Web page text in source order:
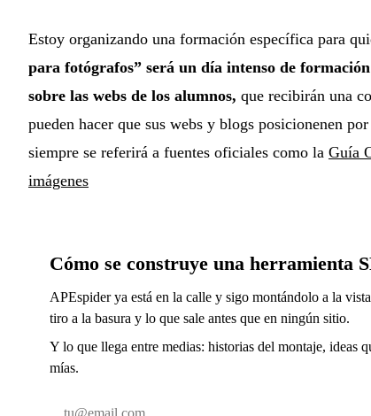
Estoy organizando una formación específica para
para fotógrafos” será un día intenso de
sobre las webs de los alumnos, que recibirán una
pueden hacer que sus webs y blogs posicionenen
siempre se referirá a fuentes oficiales como la Guía
imágenes
Cómo se construye una herramienta
APEspider ya está en la calle y sigo montándolo a la
tiro a la basura y lo que sale antes que en ningún sitio.
Y lo que llega entre medias: historias del montaje, ideas
mías.
Email